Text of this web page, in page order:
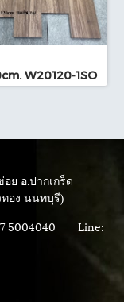
W20120-1SO
ย อ.ปากเกร็ด
ทอง นนทบุรี)
5004040 Line: